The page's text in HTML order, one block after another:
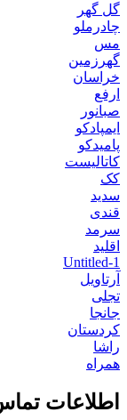
گل گهر
چادرملو
مس
گهرزمین
خراسان
ارفع
صبانور
ایمپادکو
پامیدکو
کاتالیست
کک
سدید
قندی
سرمد
اقلید
Untitled-1
آرتاویل
تجلی
جانجا
کردستان
راشا
همراه
اطلاعات